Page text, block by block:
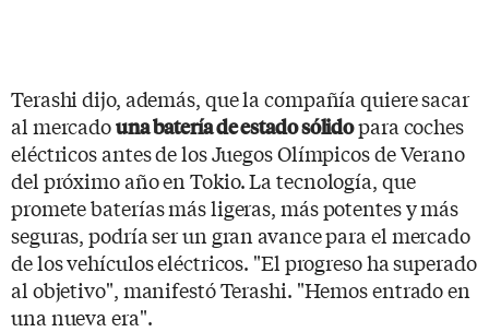
Terashi dijo, además, que la compañía quiere sacar
al mercadouna batería de estado sólidopara coches
eléctricos antes de los Juegos Olímpicos de Verano
del próximo año en Tokio. La tecnología, que
promete baterías más ligeras, más potentes y más
seguras, podría ser un gran avance para el mercado
de los vehículos eléctricos. "El progreso ha superado
al objetivo", manifestó Terashi. "Hemos entrado en
una nueva era".